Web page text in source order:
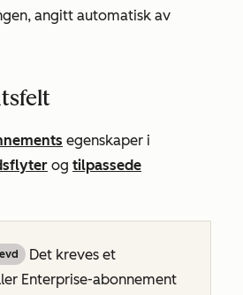
angitt automatisk av
egenskaper i
og tilpassede
Det kreves et
Enterprise-abonnement